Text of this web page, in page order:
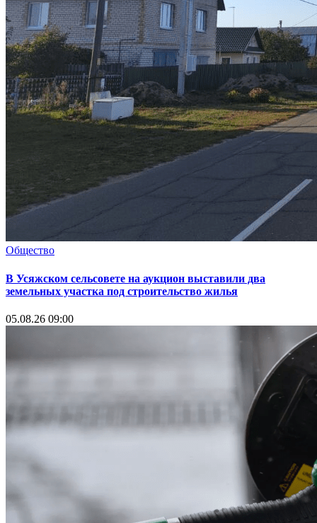
Общество
В Усяжском сельсовете на аукцион выставили два
земельных участка под строительство жилья
05.08.26 09:00